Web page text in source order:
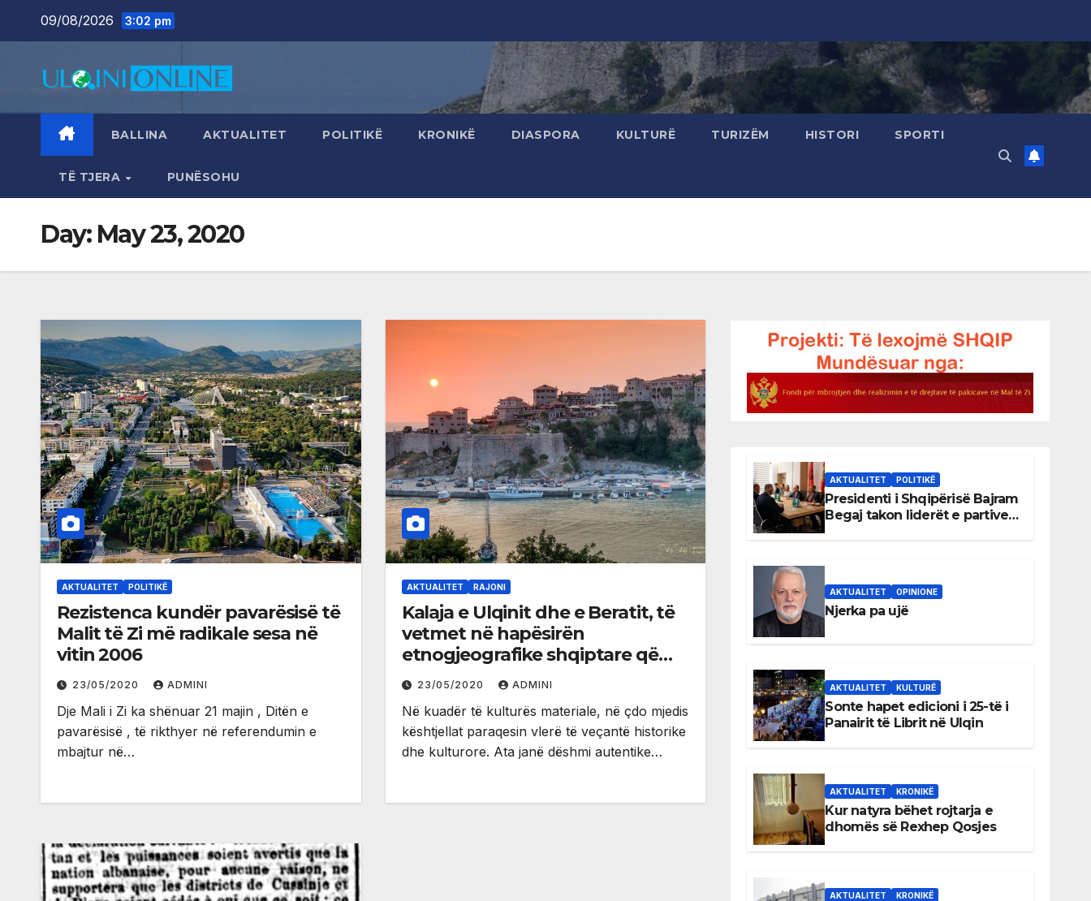
09/08/2026 3:02 pm
BALLINA AKTUALITET POLITIKË KRONIKË DIASPORA KULTURË TURIZËM HISTORI SPORTI
TË TJERA PUNËSOHU
Day: May 23, 2020
AKTUALITET POLITIKË
Rezistenca kundër pavarësisë të
Malit të Zi më radikale sesa në
vitin 2006
23/05/2020 ADMINI
Dje Mali i Zi ka shënuar 21 majin , Ditën e
pavarësisë , të rikthyer në referendumin e
mbajtur në…
AKTUALITET RAJONI
Kalaja e Ulqinit dhe e Beratit, të
vetmet në hapësirën
etnogjeografike shqiptare që
vazhdojnë të jenë të banuara
23/05/2020 ADMINI
Në kuadër të kulturës materiale, në çdo mjedis
kështjellat paraqesin vlerë të veçantë historike
dhe kulturore. Ata janë dëshmi autentike…
AKTUALITET POLITIKË
Presidenti i Shqipërisë Bajram
Begaj takon liderët e partive
AKTUALITET OPINIONE
Njerka pa ujë
AKTUALITET KULTURË
Sonte hapet edicioni i 25-të i
Panairit të Librit në Ulqin
AKTUALITET KRONIKË
Kur natyra bëhet rojtarja e
dhomës së Rexhep Qosjes
AKTUALITET KRONIKË